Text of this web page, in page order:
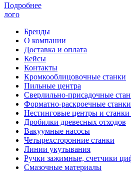
Подробнее
лого
Бренды
О компании
Доставка и оплата
Кейсы
Контакты
Кромкооблицовочные станки
Пильные центра
Сверлильно-присадочные
Форматно-раскроечные станки
Нестинговые центры и
Дробилки древесных отходов
Вакуумные насосы
Четырехсторонние станки
Линии укутывания
Ручки зажимные, счетчики
Смазочные материалы